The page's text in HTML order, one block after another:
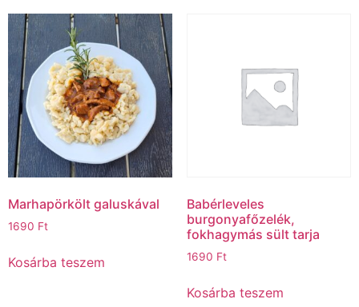
Marhapörkölt galuskával
1690 Ft
Kosárba teszem
Babérleveles
burgonyafőzelék,
fokhagymás sült tarja
1690 Ft
Kosárba teszem